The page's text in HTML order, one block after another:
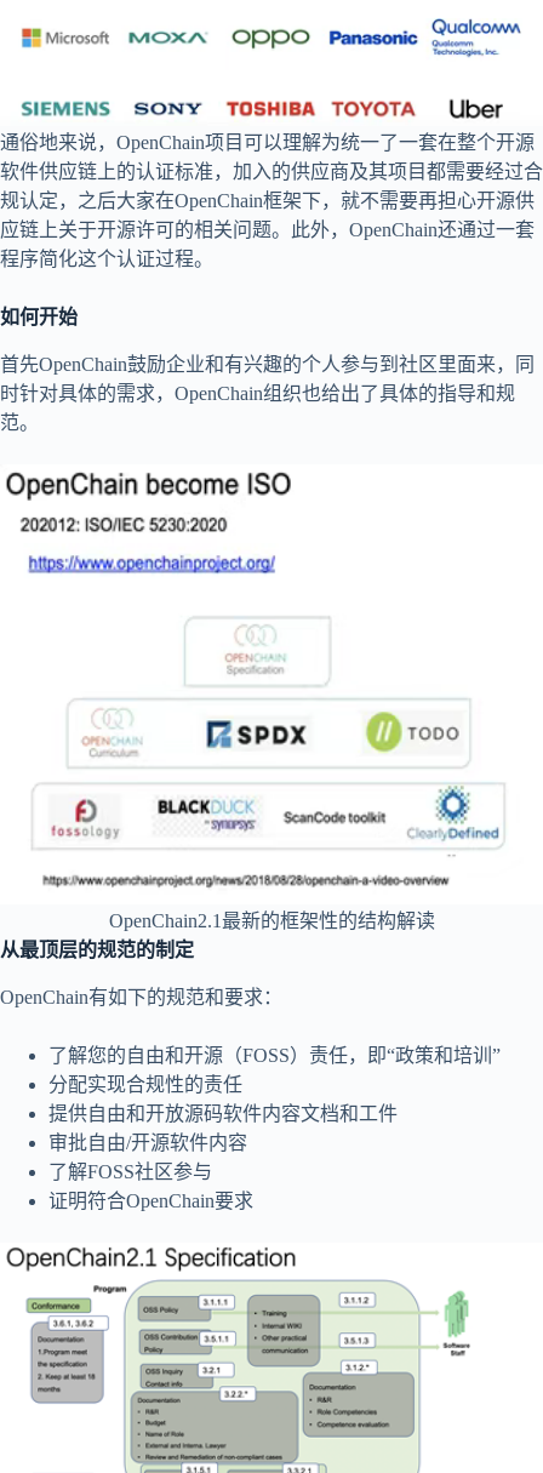
通俗地来说，OpenChain项目可以理解为统一了一套在整个开源
软件供应链上的认证标准，加入的供应商及其项目都需要经过合
规认定，之后大家在OpenChain框架下，就不需要再担心开源供
应链上关于开源许可的相关问题。此外，OpenChain还通过一套
程序简化这个认证过程。
如何开始
首先OpenChain鼓励企业和有兴趣的个人参与到社区里面来，同
时针对具体的需求，OpenChain组织也给出了具体的指导和规
范。
OpenChain2.1最新的框架性的结构解读
从最顶层的规范的制定
OpenChain有如下的规范和要求：
了解您的自由和开源（FOSS）责任，即“政策和培训”
分配实现合规性的责任
提供自由和开放源码软件内容文档和工件
审批自由/开源软件内容
了解FOSS社区参与
证明符合OpenChain要求